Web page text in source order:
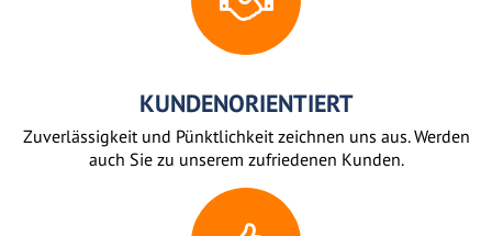
KUNDENORIENTIERT
Zuverlässigkeit und Pünktlichkeit zeichnen uns aus. Werden
auch Sie zu unserem zufriedenen Kunden.